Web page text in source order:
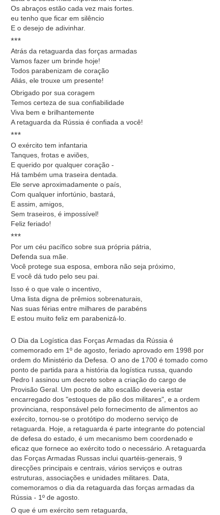
Os abraços estão cada vez mais fortes.
eu tenho que ficar em silêncio
E o desejo de adivinhar.
***
Atrás da retaguarda das forças armadas
Vamos fazer um brinde hoje!
Todos parabenizam de coração
Aliás, ele trouxe um presente!
Obrigado por sua coragem
Temos certeza de sua confiabilidade
Viva bem e brilhantemente
A retaguarda da Rússia é confiada a você!
***
O exército tem infantaria
Tanques, frotas e aviões,
E querido por qualquer coração -
Há também uma traseira dentada.
Ele serve aproximadamente o país,
Com qualquer infortúnio, bastará,
E assim, amigos,
Sem traseiros, é impossível!
Feliz feriado!
***
Por um céu pacífico sobre sua própria pátria,
Defenda sua mãe.
Você protege sua esposa, embora não seja próximo,
E você dá tudo pelo seu pai.
Isso é o que vale o incentivo,
Uma lista digna de prêmios sobrenaturais,
Nas suas férias entre milhares de parabéns
E estou muito feliz em parabenizá-lo.
O Dia da Logística das Forças Armadas da Rússia é
comemorado em 1º de agosto, feriado aprovado em 1998 por
ordem do Ministério da Defesa. O ano de 1700 é tomado como
ponto de partida para a história da logística russa, quando
Pedro I assinou um decreto sobre a criação do cargo de
Provisão Geral. Um posto de alto escalão deveria estar
encarregado dos "estoques de pão dos militares", e a ordem
provinciana, responsável pelo fornecimento de alimentos ao
exército, tornou-se o protótipo do moderno serviço de
retaguarda. Hoje, a retaguarda é parte integrante do potencial
de defesa do estado, é um mecanismo bem coordenado e
eficaz que fornece ao exército todo o necessário. A retaguarda
das Forças Armadas Russas inclui quartéis-generais, 9
direcções principais e centrais, vários serviços e outras
estruturas, associações e unidades militares. Data,
comemoramos o dia da retaguarda das forças armadas da
Rússia - 1º de agosto.
O que é um exército sem retaguarda,